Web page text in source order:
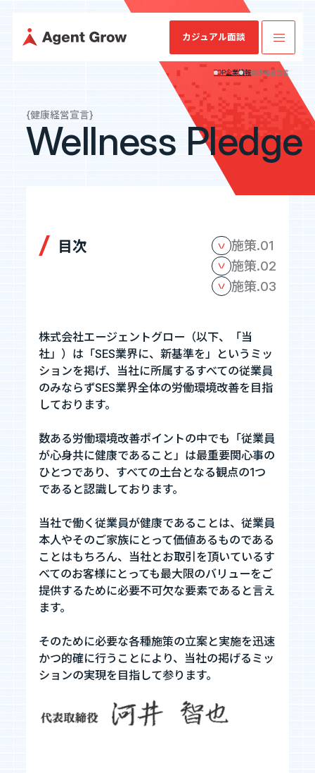
ミッション・
会社概要
SES特化型
SESコン
IRニュース IRライブラリ
業績・財務情
カジュアル面談
TOP
採用情報
お知らせ
お問い合わせ
暴力団等反社会的勢力排除宣言
プライバシーポリシー
情報セキュリティ基本方針
カジュアル面談
フォームへ
エントリーへ
TOP企業情報健康経営宣言
{健康経営宣言}
Wellness Pledge
目次
施策.01
施策.02
施策.03
株式会社エージェントグロー（以下、「当
社」）は「SES業界に、新基準を」というミッ
ションを掲げ、当社に所属するすべての従業員
のみならずSES業界全体の労働環境改善を目指
しております。
数ある労働環境改善ポイントの中でも「従業員
が心身共に健康であること」は最重要関心事の
ひとつであり、すべての土台となる観点の1つ
であると認識しております。
当社で働く従業員が健康であることは、従業員
本人やそのご家族にとって価値あるものである
ことはもちろん、当社とお取引を頂いているす
べてのお客様にとっても最大限のバリューをご
提供するために必要不可欠な要素であると言え
ます。
そのために必要な各種施策の立案と実施を迅速
かつ的確に行うことにより、当社の掲げるミッ
ションの実現を目指して参ります。